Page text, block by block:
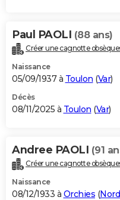
Paul PAOLI (88 ans)
Créer une cagnotte
Naissance
05/09/1937 à Toulon (Var)
Décès
08/11/2025 à Toulon (Var)
Andree PAOLI (91
Créer une cagnotte
Naissance
08/12/1933 à Orchies (Nord